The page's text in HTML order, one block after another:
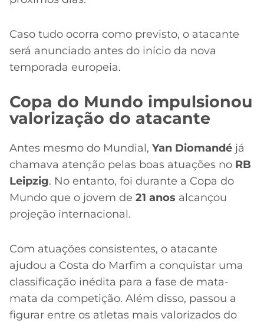
Caso tudo ocorra como previsto, o atacante
será anunciado antes do início da nova
temporada europeia.
Copa do Mundo impulsionou
valorização do atacante
Antes mesmo do Mundial, Yan Diomandé já
chamava atenção pelas boas atuações no RB
Leipzig. No entanto, foi durante a Copa do
Mundo que o jovem de 21 anos alcançou
projeção internacional.
Com atuações consistentes, o atacante
ajudou a Costa do Marfim a conquistar uma
classificação inédita para a fase de mata-
mata da competição. Além disso, passou a
figurar entre os atletas mais valorizados do